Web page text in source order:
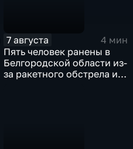
7 августа
4 мин
Пять человек ранены в
Белгородской области из-
за ракетного обстрела и